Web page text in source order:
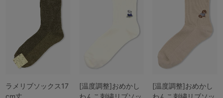
ラメリブソックス17
cm丈
[温度調整]おめかし
わんこ刺繍リブソッ
[温度調整]おめかし
わんこ刺繍リブソッ